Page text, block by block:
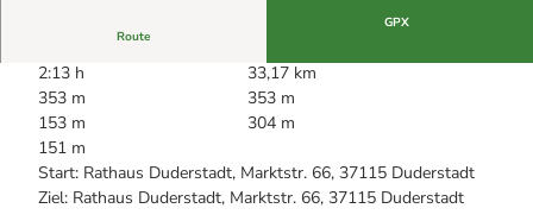
Noch lange nicht Schicht im Schacht
Die Eisflüsterer: Harzer Falken
Wanderführer Jörg Kühnhold
Webcams
Kulinarik
Einkaufen
Webcams
Route
GPX
2:13 h
33,17 km
353 m
353 m
153 m
304 m
151 m
Start: Rathaus Duderstadt, Marktstr. 66, 37115 Duderstadt
Ziel: Rathaus Duderstadt, Marktstr. 66, 37115 Duderstadt